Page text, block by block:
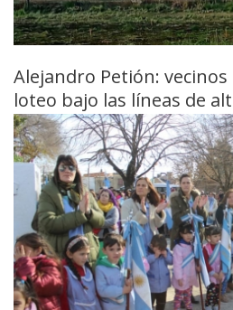
Alejandro Petión:
loteo bajo las líneas de